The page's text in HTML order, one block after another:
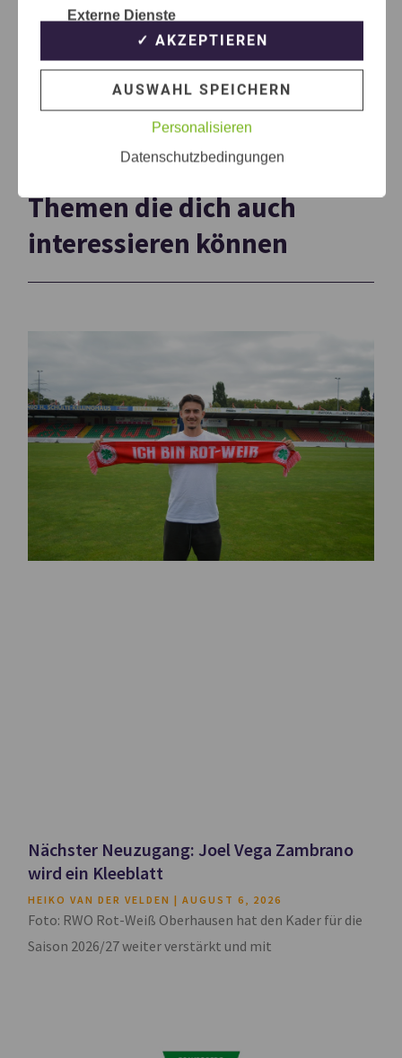
Themen die dich auch
interessieren können
Nächster Neuzugang: Joel Vega Zambrano
wird ein Kleeblatt
HEIKO VAN DER VELDEN AUGUST 6, 2026
Foto: RWO Rot-Weiß Oberhausen hat den Kader für die
Saison 2026/27 weiter verstärkt und mit
Externe Dienste
✓ AKZEPTIEREN
AUSWAHL SPEICHERN
Personalisieren
Datenschutzbedingungen